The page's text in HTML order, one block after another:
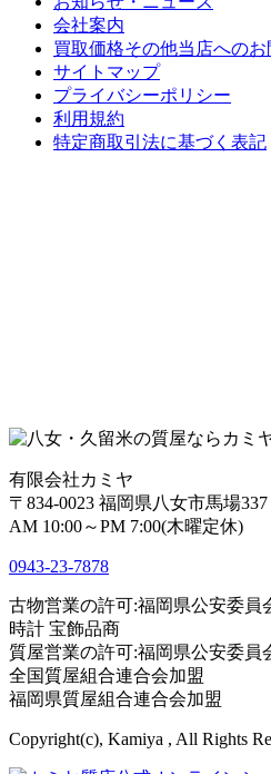
会社案内
買取価格その他当店へのお
サイトマップ
プライバシーポリシー
利用規約
特定商取引法に基づく表記
有限会社カミヤ
〒834-0023 福岡県八女市馬場
AM 10:00～PM 7:00(木曜定休)
0943-23-7878
古物営業の許可:福岡県公安委員
時計 宝飾品商
質屋営業の許可:福岡県公安委員
全国質屋組合連合会加盟
福岡県質屋組合連合会加盟
Copyright(c), Kamiya , All Rights